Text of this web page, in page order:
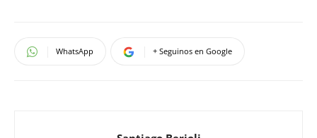
WhatsApp + Seguinos en Google